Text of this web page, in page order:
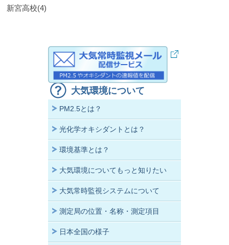
新宮高校(4)
大気環境について
PM2.5とは？
光化学オキシダントとは？
環境基準とは？
大気環境についてもっと知りたい
大気常時監視システムについて
測定局の位置・名称・測定項目
日本全国の様子